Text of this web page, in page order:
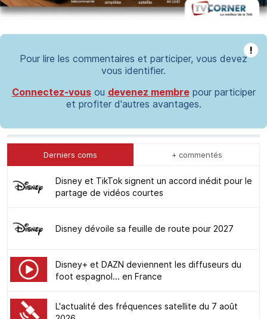
!
Pour lire les commentaires et participer, vous devez
vous identifier.
Connectez-vousou devenez membrepour participer
et profiter d'autres avantages.
Derniers coms + commentés
Disney et TikTok signent un accord inédit pour le
partage de vidéos courtes
Disney dévoile sa feuille de route pour 2027
Disney+ et DAZN deviennent les diffuseurs du
foot espagnol... en France
L'actualité des fréquences satellite du 7 août